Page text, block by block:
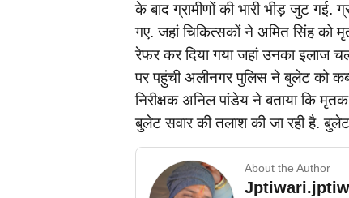
के बाद ग्रामीणों की भारी भीड़ जुट
गए. जहां चिकित्सकों ने अमित सिंह को
रेफर कर दिया गया जहां उनका इलाज
पर पहुंची अलीनगर पुलिस ने बुलेट को
निरीक्षक अनिल पांडेय ने बताया कि
बुलेट सवार की तलाश की जा रही है.
About the Author